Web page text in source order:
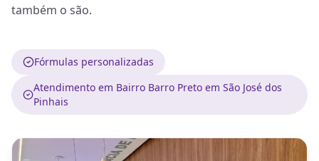
também o são.
Fórmulas personalizadas
Atendimento em Bairro Barro Preto em São José dos
Pinhais